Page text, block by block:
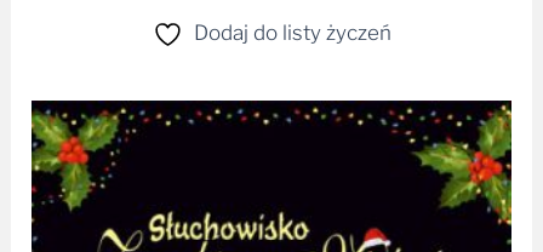
Dodaj do listy życzeń